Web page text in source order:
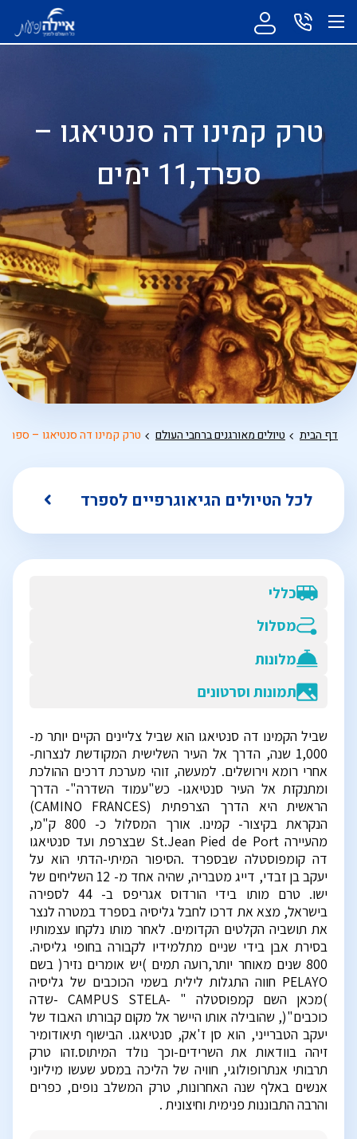
טרק קמינו דה סנטיאגו –
ספרד,11 ימים
דף הבית טיולים מאורגנים ברחבי העולם טרק קמינו דה סנטיאגו – ספרד
לכל הטיולים הגיאוגרפיים לספרד